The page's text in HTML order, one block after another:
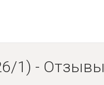
1) - Отзывы